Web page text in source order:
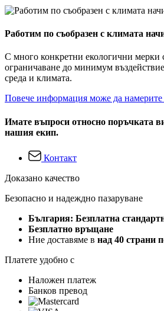
Работим по съобразен с климата
С много конкретни екологични мерки
ограничаване до минимум
среда и климата.
Повече информация може да намерите
Имате въпроси относно поръчката
нашия екип.
Контакт
Доказано качество
Безопасно и надеждно пазаруване
България: Безплатна
Безплатно връщане
Ние доставяме в над 40 страни
Платете удобно с
Наложен платеж
Банков превод